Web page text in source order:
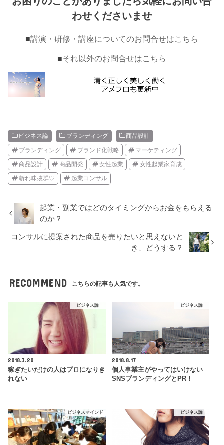
わせくださいませ
■講演・研修・講座についてのお問合せはこちら
■それ以外のお問合せはこちら
ビジネス論 ブランディング 商品設計
ブランディング ブランド化戦略 マーケティング
商品設計 商品開発 女性起業 女性起業家育成
斬れ味抜群♡ 起業コンサル
起業・副業ではどのタイミングからお金をもらえる
のか？
コンサルに提案された商品を売りたいと思えないと
き、どうする？
RECOMMEND こちらの記事も人気です。
ビジネス論
2018.3.20
稼ぎたいだけの人はプロになりき
れない
ビジネス論
2018.8.17
個人事業主がやってはいけない
SNSブランディングとPR！
ビジネスマインド ビジネス論